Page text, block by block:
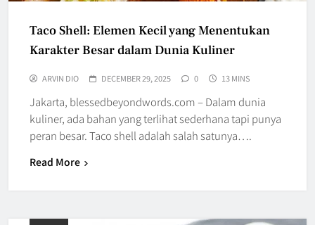
Taco Shell: Elemen Kecil yang Menentukan
Karakter Besar dalam Dunia Kuliner
ARVIN DIO DECEMBER 29, 2025 0 13 MINS
Jakarta, blessedbeyondwords.com – Dalam dunia
kuliner, ada bahan yang terlihat sederhana tapi punya
peran besar. Taco shell adalah salah satunya….
Read More